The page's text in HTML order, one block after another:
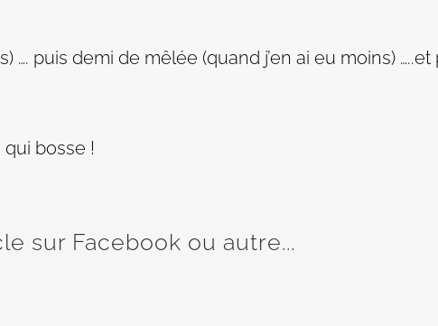
…. puis demi de mêlée (quand j’en ai eu moins)
qui bosse !
sur Facebook ou autre...